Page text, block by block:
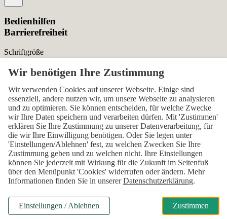
Bedienhilfen
Barrierefreiheit
Schriftgröße
Normal Zurücksetzen
Kontrast
Normal Hoch Normal
Menü sichtbar
Ja Nein Ja
Über den ersten Skip-Link der Seite „Barrierefreiheits-
Einstellungen“ können Sie das Menü jederzeit wieder einblenden.
Einstellungen
Alles zurücksetzen
Modal Abonnenten-Vorteile / Rabatt für Grüner Stellenmarkt
Wir verwenden Cookies auf unserer Webseite. Einige sind
essenziell, andere nutzen wir, um unsere Webseite zu analysieren
und zu optimieren. Sie können entscheiden, für welche Zwecke
wir Ihre Daten speichern und verarbeiten dürfen. Mit 'Zustimmen'
erklären Sie Ihre Zustimmung zu unserer Datenverarbeitung, für
die wir Ihre Einwilligung benötigen. Oder Sie legen unter
'Einstellungen/Ablehnen' fest, zu welchen Zwecken Sie Ihre
Zustimmung geben und zu welchen nicht. Ihre Einstellungen
können Sie jederzeit mit Wirkung für die Zukunft im Seitenfuß
über den Menüpunkt 'Cookies' widerrufen oder ändern. Mehr
Informationen finden Sie in unsererDatenschutzerklärung.
Einstellungen / Ablehnen Zustimmen